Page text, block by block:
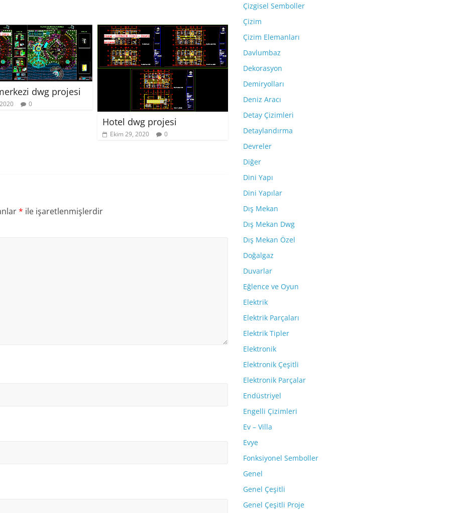
dwg projesi
0
Hotel dwg projesi
Ekim 29, 2020 0
* ile işaretlenmişlerdir
Çizgisel Semboller
Çizim
Çizim Elemanları
Davlumbaz
Dekorasyon
Demiryolları
Deniz Aracı
Detay Çizimleri
Detaylandırma
Devreler
Diğer
Dini Yapı
Dini Yapılar
Dış Mekan
Dış Mekan Dwg
Dış Mekan Özel
Doğalgaz
Duvarlar
Eğlence ve Oyun
Elektrik
Elektrik Parçaları
Elektrik Tipler
Elektronik
Elektronik Çeşitli
Elektronik Parçalar
Endüstriyel
Engelli Çizimleri
Ev – Villa
Evye
Fonksiyonel Semboller
Genel
Genel Çeşitli
Genel Çeşitli Proje